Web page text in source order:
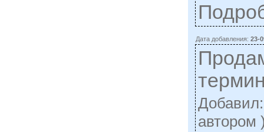
Дата добавления:23-
автором